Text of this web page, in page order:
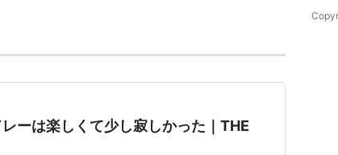
ーは楽しくて少し寂しかった｜THE